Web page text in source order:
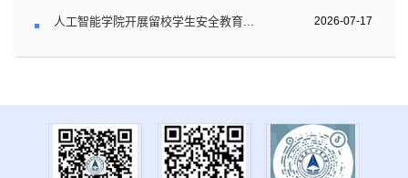
人工智能学院开展留校学生安全教育... 2026-07-17